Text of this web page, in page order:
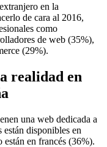
en la
de cara al 2016,
como
de web (35%),
(29%).
realidad en
una web dedicada a
disponibles en
en francés (36%).